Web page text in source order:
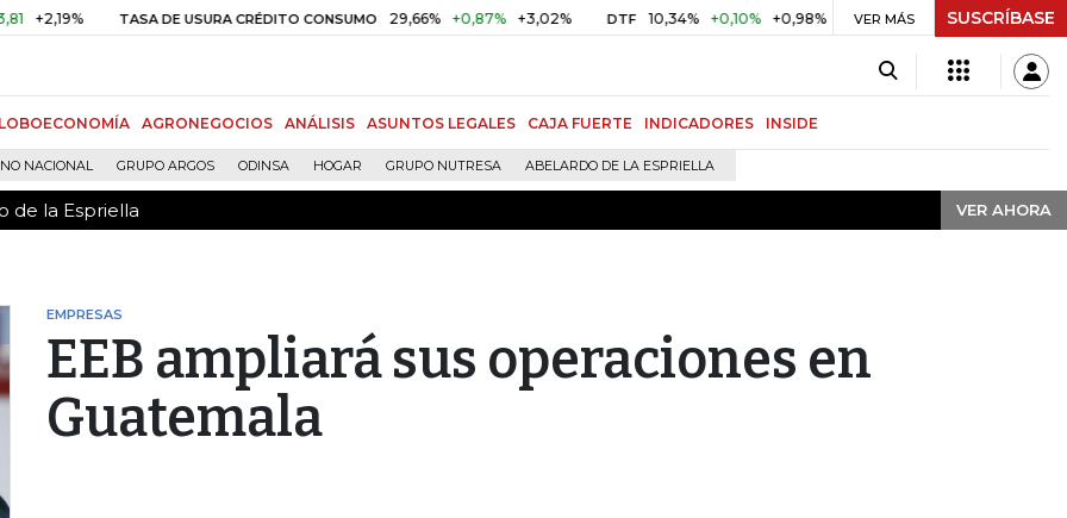
TASA DE USURA CRÉDITO CONSUMO 29,66% +0,87% +3,02% DTF 10,34% +0,10% +0,98% UVR $ 416,91 +$ 0,05 +0,01%
VER MÁS SUSCRÍBASE
AGRONEGOCIOS ANÁLISIS ASUNTOS LEGALES CAJA FUERTE INDICADORES INSIDE
NACIONAL GRUPO ARGOS ODINSA HOGAR GRUPO NUTRESA ABELARDO DE LA ESPRIELLA
de la Espriella VER AHORA
de la Espriella VER AHORA
EMPRESAS
EEB ampliará sus operaciones en
Guatemala